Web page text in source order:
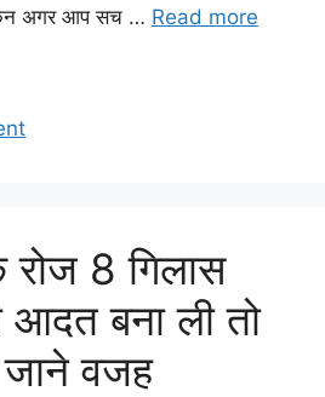
अगर आप सच … Read more
8 गिलास
आदत बना ली तो
वजह